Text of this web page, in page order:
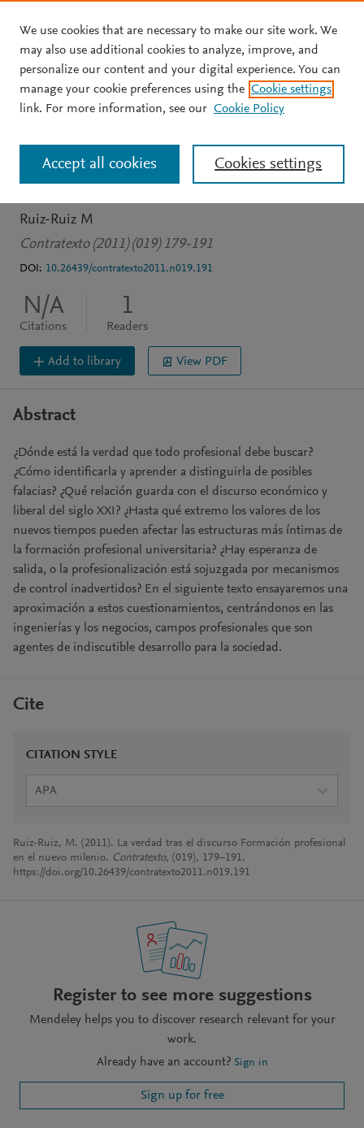
Skip to main content
JOURNAL ARTICLE OPEN ACCESS
La verdad tras el discurso
Formación profesional en
el nuevo milenio
Ruiz-Ruiz M
Contratexto (2011) (019) 179-191
DOI: 10.26439/contratexto2011.n019.191
N/A
Citations
1
Readers
Add to library View PDF
Abstract
¿Dónde está la verdad que todo profesional debe buscar?
¿Cómo identificarla y aprender a distinguirla de posibles
falacias? ¿Qué relación guarda con el discurso económico y
liberal del siglo XXI? ¿Hasta qué extremo los valores de los
nuevos tiempos pueden afectar las estructuras más íntimas de
la formación profesional universitaria? ¿Hay esperanza de
salida, o la profesionalización está sojuzgada por mecanismos
de control inadvertidos? En el siguiente texto ensayaremos una
aproximación a estos cuestionamientos, centrándonos en las
ingenierías y los negocios, campos profesionales que son
agentes de indiscutible desarrollo para la sociedad.
Cite
CITATION STYLE
APA
Ruiz-Ruiz, M. (2011). La verdad tras el discurso Formación profesional
en el nuevo milenio. Contratexto, (019), 179–191.
https://doi.org/10.26439/contratexto2011.n019.191
Register to see more suggestions
Mendeley helps you to discover research relevant for your
work.
Already have an account? Sign in
Sign up for free
We use cookies that are necessary to make our site work. We
may also use additional cookies to analyze, improve, and
personalize our content and your digital experience. You can
manage your cookie preferences using the Cookie settings
link. For more information, see our Cookie Policy
Cookies settings
Accept all cookies